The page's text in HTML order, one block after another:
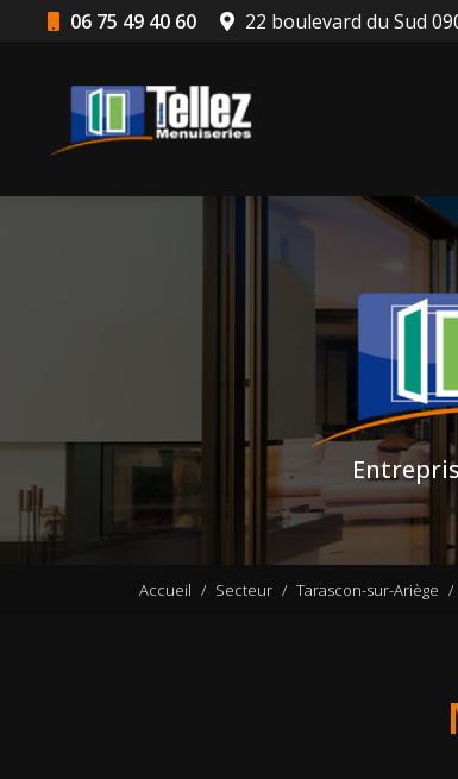
06 75 49 40 60 22 boulevard du Sud
Accueil Secteur Tarascon-sur-Ariège